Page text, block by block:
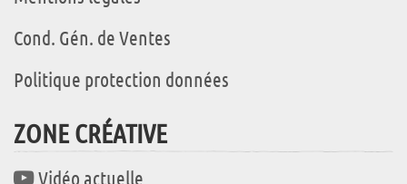
Cond. Gén. de Ventes
Politique protection données
ZONE CRÉATIVE
Vidéo actuelle